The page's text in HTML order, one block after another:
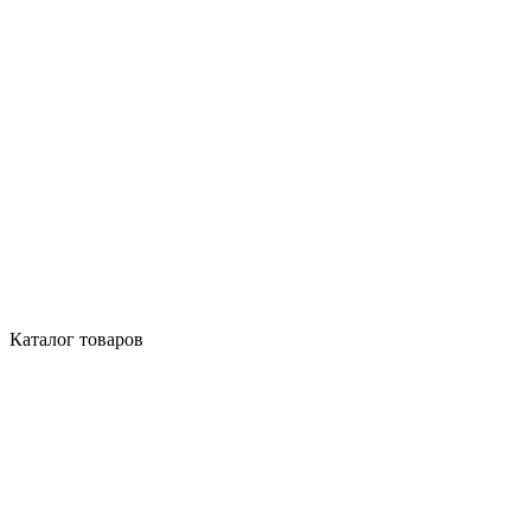
Каталог товаров